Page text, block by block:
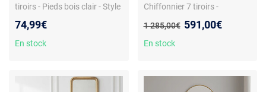
tiroirs - Pieds bois clair - Style
74,99€
En stock
Chiffonnier 7 tiroirs -
P40 x H110 cm
Ancien prix :
1 285,00€ Nouveau prix :
591,00€
En stock